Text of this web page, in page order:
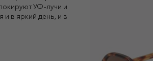
УФ-лучи и
и в яркий день, и в